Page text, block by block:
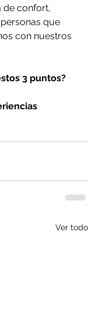
de confort,
que
con nuestros
3 puntos?
Ver todo